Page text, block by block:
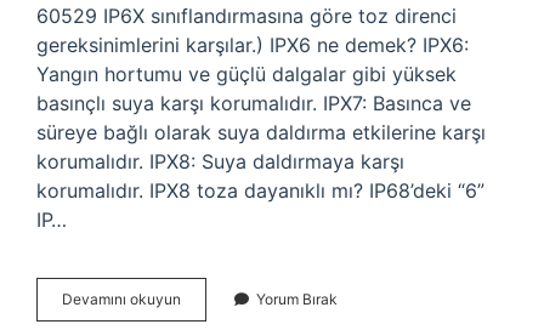
60529 IP6X sınıflandırmasına göre toz direnci
gereksinimlerini karşılar.) IPX6 ne demek? IPX6:
Yangın hortumu ve güçlü dalgalar gibi yüksek
basınçlı suya karşı korumalıdır. IPX7: Basınca ve
süreye bağlı olarak suya daldırma etkilerine karşı
korumalıdır. IPX8: Suya daldırmaya karşı
korumalıdır. IPX8 toza dayanıklı mı? IP68’deki “6”
IP…
Devamını okuyun
Toza
Yorum Bırak